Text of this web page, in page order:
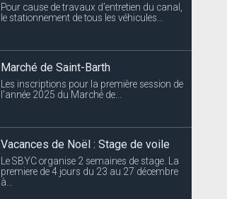
Pour cause de travaux d’entretien du canal,
le stationnement de tous les véhicules...
Marché de Saint-Barth
Les inscriptions pour la première session de
l’année 2025 du Marché de...
Vacances de Noël : Stage de voile
Le SBYC organise 2 semaines de stage. La
premiere de 4 jours du 23 au 27 décembre
à...